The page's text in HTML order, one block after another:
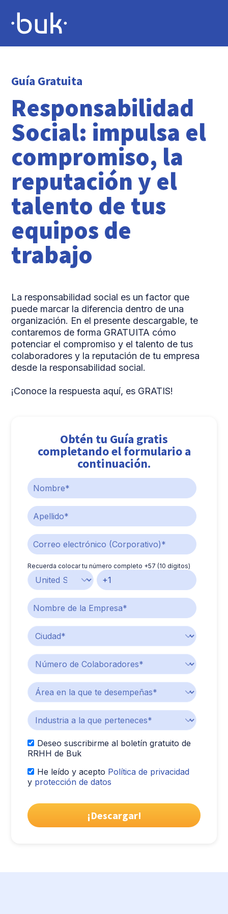
Guía Gratuita
Responsabilidad
Social: impulsa el
compromiso, la
reputación y el
talento de tus
equipos de
trabajo
La responsabilidad social es un factor que
puede marcar la diferencia dentro de una
organización. En el presente descargable, te
contaremos de forma GRATUITA cómo
potenciar el compromiso y el talento de tus
colaboradores y la reputación de tu empresa
desde la responsabilidad social.
¡Conoce la respuesta aquí, es GRATIS!
Obtén tu Guía gratis
completando el formulario a
continuación.
Recuerda colocar tu número completo +57 (10 dígitos)
Deseo suscribirme al boletín gratuito de
RRHH de Buk
He leído y acepto Política de privacidad
y protección de datos